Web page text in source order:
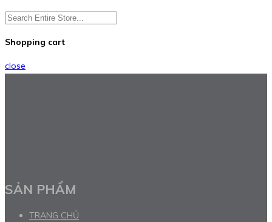
Shopping cart
close
SẢN PHẨM
TRANG CHỦ